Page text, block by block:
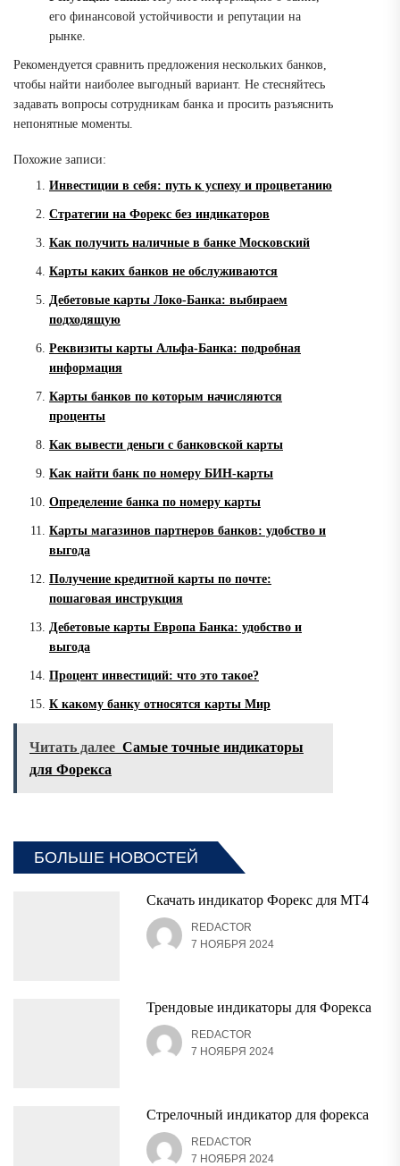
его финансовой устойчивости и репутации на
рынке.
Рекомендуется сравнить предложения нескольких банков,
чтобы найти наиболее выгодный вариант. Не стесняйтесь
задавать вопросы сотрудникам банка и просить разъяснить
непонятные моменты.
Похожие записи:
Инвестиции в себя: путь к успеху и процветанию
Стратегии на Форекс без индикаторов
Как получить наличные в банке Московский
Карты каких банков не обслуживаются
Дебетовые карты Локо-Банка: выбираем
подходящую
Реквизиты карты Альфа-Банка: подробная
информация
Карты банков по которым начисляются
проценты
Как вывести деньги с банковской карты
Как найти банк по номеру БИН-карты
Определение банка по номеру карты
Карты магазинов партнеров банков: удобство и
выгода
Получение кредитной карты по почте:
пошаговая инструкция
Дебетовые карты Европа Банка: удобство и
выгода
Процент инвестиций: что это такое?
К какому банку относятся карты Мир
Читать далее Самые точные индикаторы
для Форекса
БОЛЬШЕ НОВОСТЕЙ
Скачать индикатор Форекс для MT4
REDACTOR
7 НОЯБРЯ 2024
Трендовые индикаторы для Форекса
REDACTOR
7 НОЯБРЯ 2024
Стрелочный индикатор для форекса
REDACTOR
7 НОЯБРЯ 2024